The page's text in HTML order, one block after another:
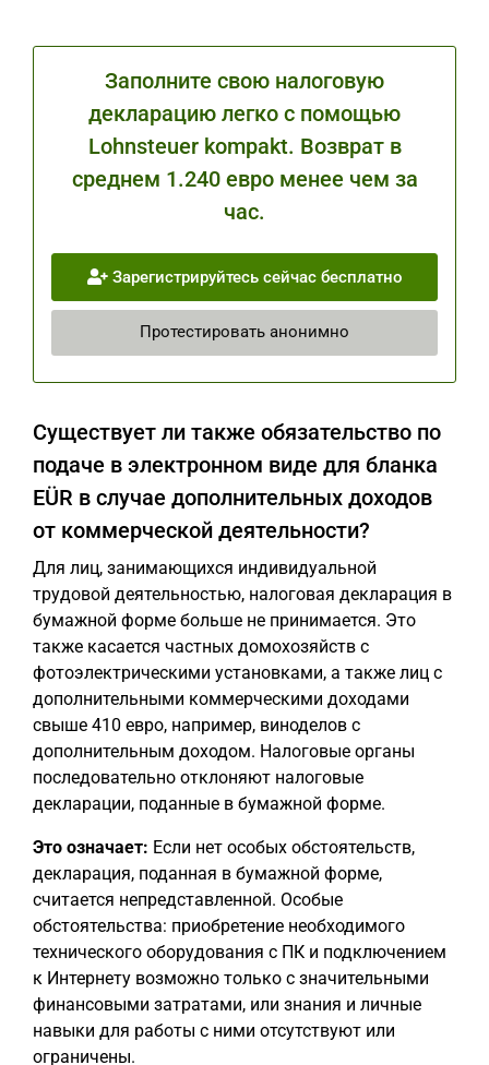
Заполните свою налоговую
декларацию легко с помощью
Lohnsteuer kompakt. Возврат в
среднем 1.240 евро менее чем за
час.
Зарегистрируйтесь сейчас бесплатно
Протестировать анонимно
Существует ли также обязательство по
подаче в электронном виде для бланка
EÜR в случае дополнительных доходов
от коммерческой деятельности?
Для лиц, занимающихся индивидуальной
трудовой деятельностью, налоговая декларация в
бумажной форме больше не принимается. Это
также касается частных домохозяйств с
фотоэлектрическими установками, а также лиц с
дополнительными коммерческими доходами
свыше 410 евро, например, виноделов с
дополнительным доходом. Налоговые органы
последовательно отклоняют налоговые
декларации, поданные в бумажной форме.
Это означает: Если нет особых обстоятельств,
декларация, поданная в бумажной форме,
считается непредставленной. Особые
обстоятельства: приобретение необходимого
технического оборудования с ПК и подключением
к Интернету возможно только с значительными
финансовыми затратами, или знания и личные
навыки для работы с ними отсутствуют или
ограничены.